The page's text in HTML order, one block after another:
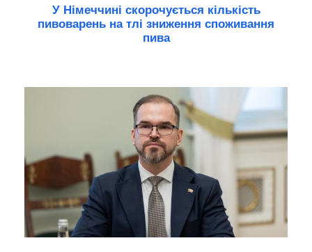
У Німеччині скорочується кількість
пивоварень на тлі зниження споживання
пива